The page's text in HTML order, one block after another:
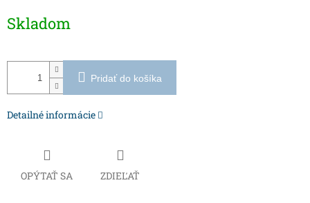
cena:
Skladom
Pridať do košíka
Detailné informácie
OPÝTAŤ SA ZDIEĽAŤ